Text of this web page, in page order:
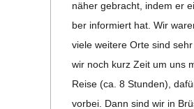
näher gebracht, indem er
ber infor­miert hat. Wir
viele wei­tere Orte sind
wir noch kurz Zeit um uns
Reise (ca. 8 Stun­den),
vor­bei. Dann sind wir in